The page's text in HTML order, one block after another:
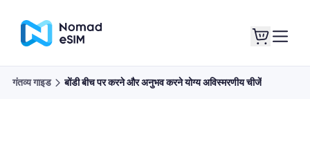
गंतव्य गाइड बोंडी बीच पर करने और अनुभव करने योग्य अविस्मरणीय चीजें